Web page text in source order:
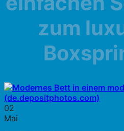
zum
02
Mai